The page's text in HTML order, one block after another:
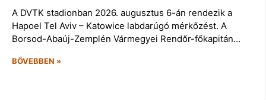
A DVTK stadionban 2026. augusztus 6-án rendezik a
Hapoel Tel Aviv – Katowice labdarúgó mérkőzést. A
Borsod-Abaúj-Zemplén Vármegyei Rendőr-főkapitán…
BŐVEBBEN »